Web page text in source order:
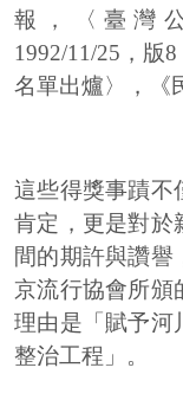
報，〈臺灣
1992/11/25 ，版8
名單出爐〉，《
這些得獎事蹟不
肯定，更是對於
間的期許與讚譽
京流行協會所頒
理由是「賦予河
整治工程」。